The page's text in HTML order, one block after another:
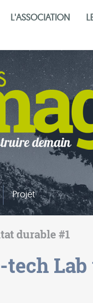
L'ASSOCIATION
Projet
durable #1
tech